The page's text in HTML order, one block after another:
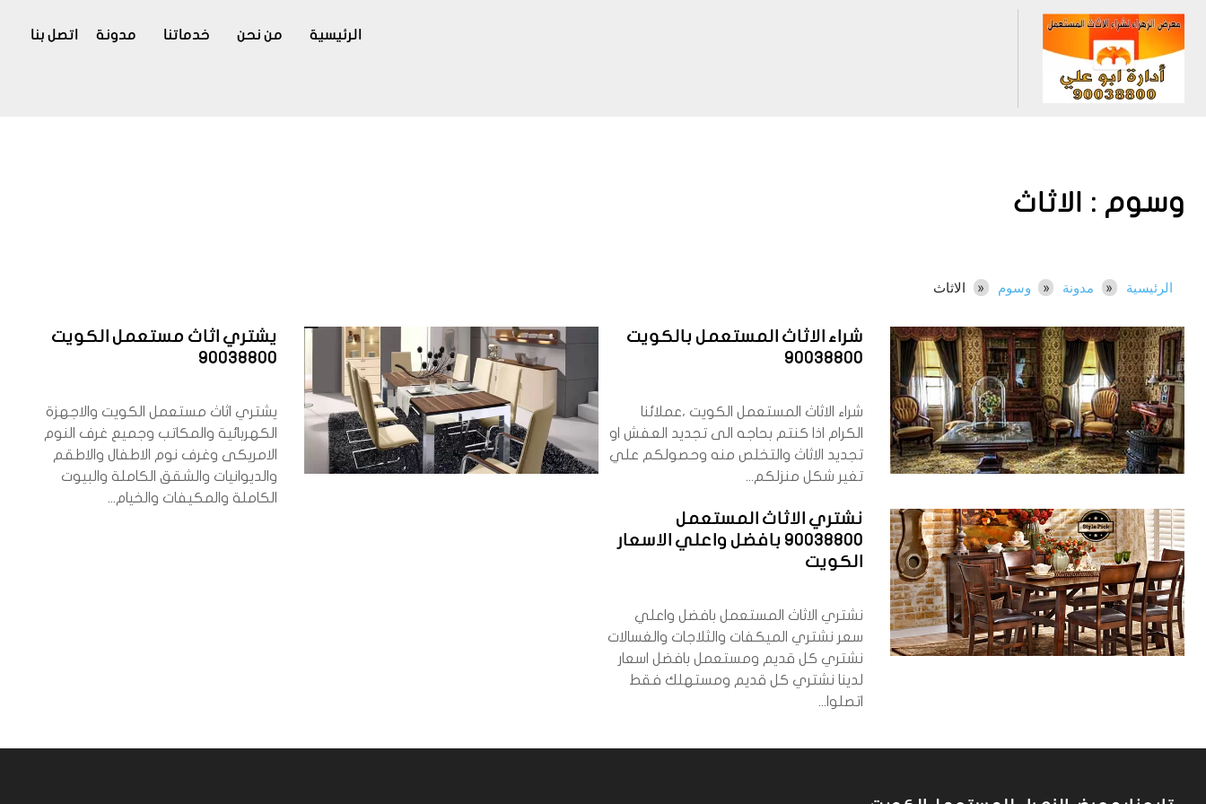
الرئيسية من نحن خدماتنا مدونة اتصل بنا
وسوم : الاثاث
الرئيسية مدونة وسوم الاثاث
شراء الاثاث المستعمل بالكويت
90038800
شراء الاثاث المستعمل الكويت ،عملائنا
الكرام اذا كنتم بحاجه الى تجديد العفش او
تجديد الاثاث والتخلص منه وحصولكم علي
تغير شكل منزلكم...
يشتري اثاث مستعمل الكويت
90038800
يشتري اثاث مستعمل الكويت والاجهزة
الكهربائية والمكاتب وجميع غرف النوم
الامريكى وغرف نوم الاطفال والاطقم
والديوانيات والشقق الكاملة والبيوت
الكاملة والمكيفات والخيام...
نشتري الاثاث المستعمل
90038800 بافضل واعلي الاسعار
الكويت
نشتري الاثاث المستعمل بافضل واعلي
سعر نشتري الميكفات والثلاجات والغسالات
نشتري كل قديم ومستعمل بافضل اسعار
لدينا نشتري كل قديم ومستهلك فقط
اتصلوا...